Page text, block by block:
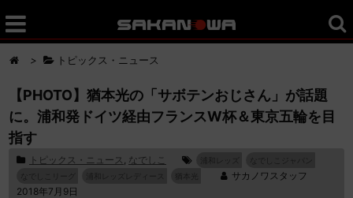
> トピックス・ニュース
【PHOTO】猶本光の「サボテンおじさん」が話題
に。浦和発ドイツ経由フランスW杯＆東京五輪を目
指す
トピックス・ニュース , なでしこ
サカノワスタッフ
2018年7月9日